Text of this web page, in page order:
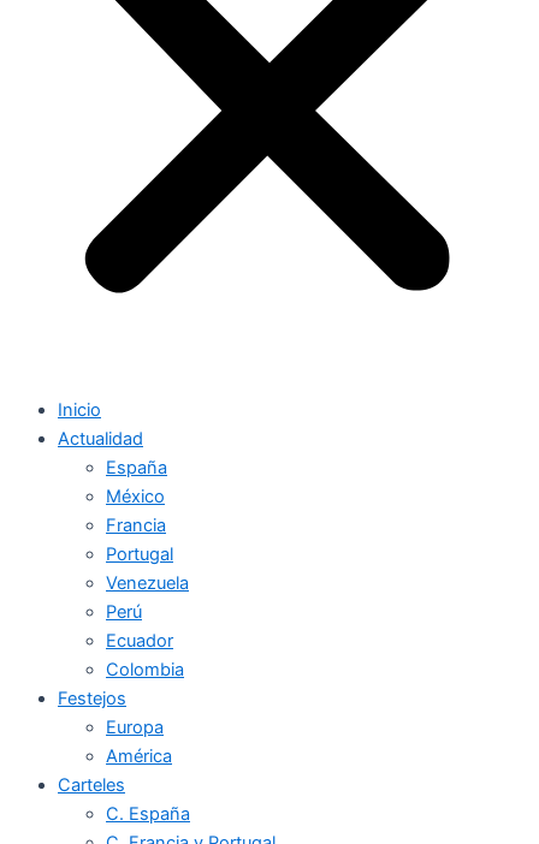
Inicio
Actualidad
España
México
Francia
Portugal
Venezuela
Perú
Ecuador
Colombia
Festejos
Europa
América
Carteles
C. España